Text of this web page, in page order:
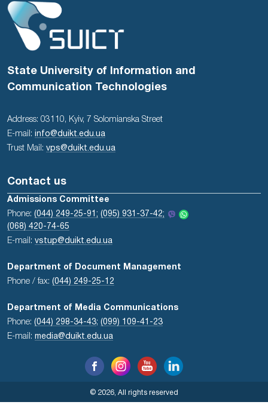
State University of Information and
Communication Technologies
Address: 03110, Kyiv, 7 Solomianska Street
E-mail:
info@duikt.edu.ua
Trust Mail: vps@duikt.edu.ua
Contact us
Admissions Committee
Phone: (044) 249-25-91; (095) 931-37-42;
(068) 420-74-65
E-mail: vstup@duikt.edu.ua
Department of Document Management
Phone / fax: (044) 249-25-12
Department of Media Communications
Phone: (044) 298-34-43; (099) 109-41-23
E-mail: media@duikt.edu.ua
© 2026, All rights reserved